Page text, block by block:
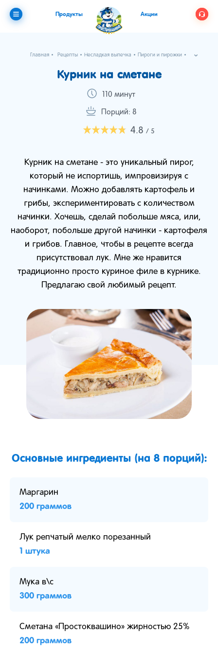
Продукты Акции
Главная Рецепты Несладкая выпечка
Пироги и пирожки
Курник на сметане
110 минут
Порций: 8
4.8 / 5
Курник на сметане - это уникальный пирог,
который не испортишь, импровизируя с
начинками. Можно добавлять картофель и
грибы, экспериментировать с количеством
начинки. Хочешь, сделай побольше мяса, или,
наоборот, побольше другой начинки - картофеля
и грибов. Главное, чтобы в рецепте всегда
присутствовал лук. Мне же нравится
традиционно просто куриное филе в курнике.
Предлагаю свой любимый рецепт.
Основные ингредиенты (на 8 порций):
Маргарин
200 граммов
Лук репчатый мелко порезанный
1 штука
Мука в\с
300 граммов
Сметана «Простоквашино» жирностью 25%
200 граммов